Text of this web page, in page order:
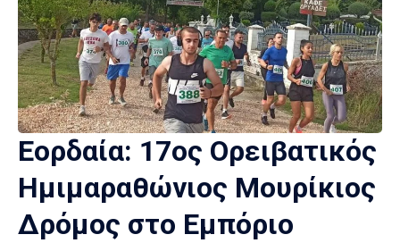
Εορδαία: 17ος Ορειβατικός
Ημιμαραθώνιος Μουρίκιος
Δρόμος στο Εμπόριο